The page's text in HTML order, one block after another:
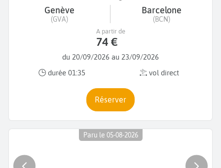
Genève
(GVA)
Barcelone
(BCN)
du 20/09/2026 au 23/09/2026
durée 01:35
vol direct
A partir de
74 €
Réserver
Paru le 05-08-2026